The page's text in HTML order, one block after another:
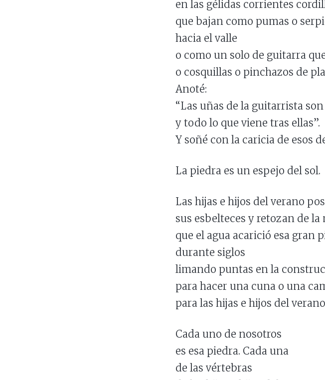
en las gélidas corrientes
que bajan como pumas o
hacia el valle
o como un solo de guitarra
o cosquillas o pinchazos de
Anoté:
“Las uñas de la guitarrista
y todo lo que viene tras ellas”.
Y soñé con la caricia de esos
La piedra es un espejo del sol.
Las hijas e hijos del verano
sus esbelteces y retozan de
que el agua acarició esa gran
durante siglos
limando puntas en la
para hacer una cuna o una
para las hijas e hijos del
Cada uno de nosotros
es esa piedra. Cada una
de las vértebras